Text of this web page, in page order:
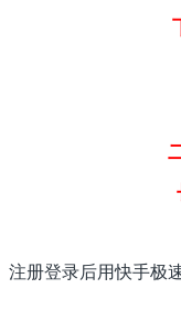
下载
最新
注册登录后用快手极